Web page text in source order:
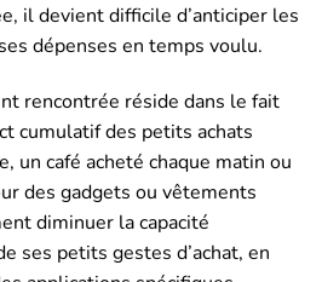
il devient difficile d’anticiper les
dépenses en temps voulu.
rencontrée réside dans le fait
cumulatif des petits achats
un café acheté chaque matin ou
des gadgets ou vêtements
diminuer la capacité
ses petits gestes d’achat, en